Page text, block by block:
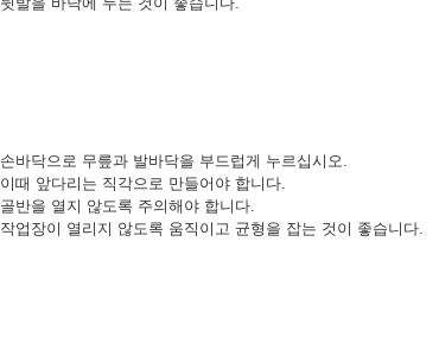
손바닥으로 무릎과 발바닥을 부드럽게 누르십시오.
이때 앞다리는 직각으로 만들어야 합니다.
골반을 열지 않도록 주의해야 합니다.
작업장이 열리지 않도록 움직이고 균형을 잡는 것이 좋습니다.